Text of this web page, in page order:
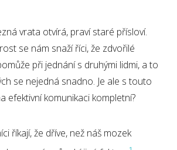
vrata otvírá, praví staré přísloví.
se nám snaží říci, že zdvořilé
při jednání s druhými lidmi, a to
se nejedná snadno. Je ale s touto
efektivní komunikaci kompletní?
říkají, že dříve, než náš mozek